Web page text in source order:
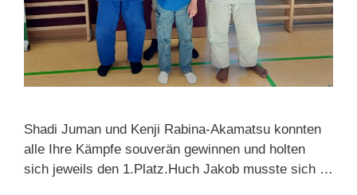
Shadi Juman und Kenji Rabina-Akamatsu konnten
alle Ihre Kämpfe souverän gewinnen und holten
sich jeweils den 1.Platz.Huch Jakob musste sich …